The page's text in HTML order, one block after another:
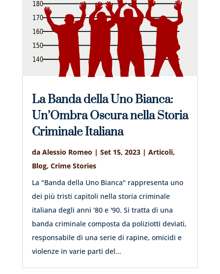
La Banda della Uno Bianca:
Un’Ombra Oscura nella Storia
Criminale Italiana
da Alessio Romeo | Set 15, 2023| Articoli,
Blog, Crime Stories
La "Banda della Uno Bianca" rappresenta uno
dei più tristi capitoli nella storia criminale
italiana degli anni '80 e '90. Si tratta di una
banda criminale composta da poliziotti deviati,
responsabile di una serie di rapine, omicidi e
violenze in varie parti del...